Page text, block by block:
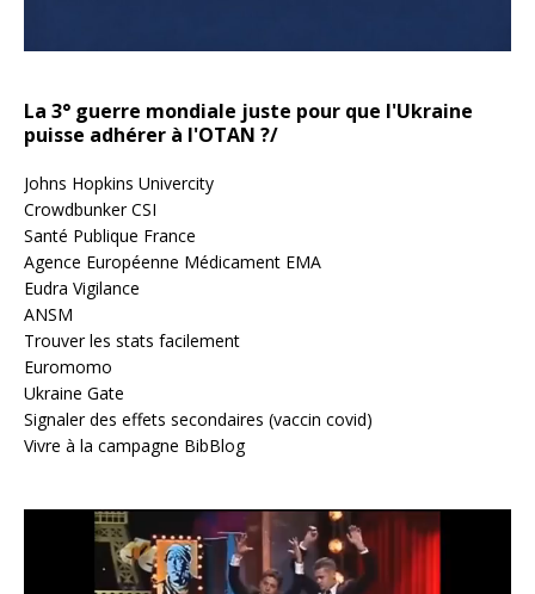
La 3° guerre mondiale juste pour que l'Ukraine
puisse adhérer à l'OTAN ?/
Johns Hopkins Univercity
Crowdbunker CSI
Santé Publique France
Agence Européenne Médicament EMA
Eudra Vigilance
ANSM
Trouver les stats facilement
Euromomo
Ukraine Gate
Signaler des effets secondaires (vaccin covid)
Vivre à la campagne BibBlog